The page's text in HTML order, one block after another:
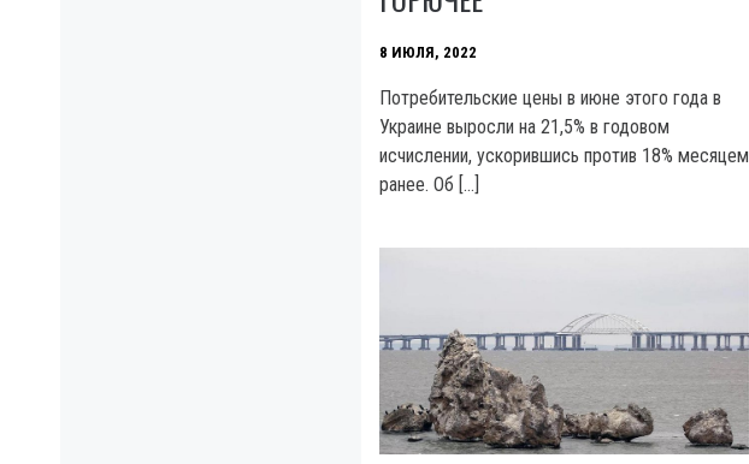
8 ИЮЛЯ, 2022
Потребительские цены в июне этого года в
Украине выросли на 21,5% в годовом
исчислении, ускорившись против 18% месяцем
ранее. Об […]